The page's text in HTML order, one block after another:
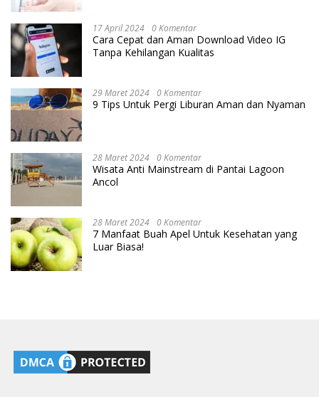
17 April 2024 0 Komentar
Cara Cepat dan Aman Download Video IG
Tanpa Kehilangan Kualitas
29 Maret 2024 0 Komentar
9 Tips Untuk Pergi Liburan Aman dan Nyaman
28 Maret 2024 0 Komentar
Wisata Anti Mainstream di Pantai Lagoon
Ancol
28 Maret 2024 0 Komentar
7 Manfaat Buah Apel Untuk Kesehatan yang
Luar Biasa!